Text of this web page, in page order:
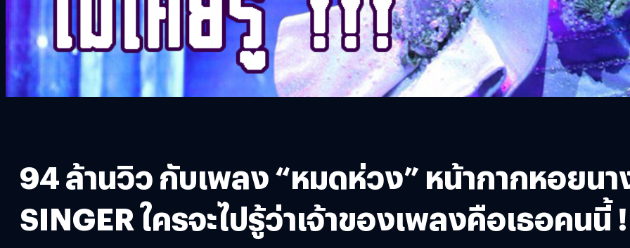
94 ล้านวิว กับเพลง “หมดห่วง” หน้ากากหอยนา
SINGER ใครจะไปรู้ว่าเจ้าของเพลงคือเธอคนนี้